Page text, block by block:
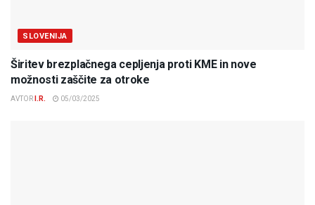
SLOVENIJA
Širitev brezplačnega cepljenja proti KME in nove
možnosti zaščite za otroke
AVTOR I.R. 05/03/2025